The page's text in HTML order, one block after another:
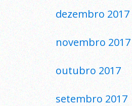
dezembro 2017
novembro 2017
outubro 2017
setembro 2017